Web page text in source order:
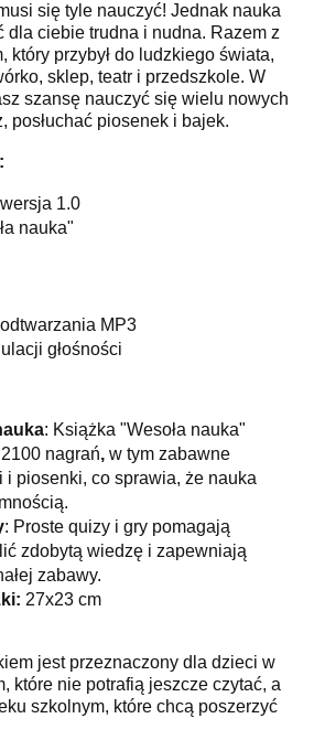
się tyle nauczyć! Jednak nauka
dla ciebie trudna i nudna. Razem z
który przybył do ludzkiego świata,
sklep, teatr i przedszkole. W
szansę nauczyć się wielu nowych
posłuchać piosenek i bajek.
1.0
nauka"
MP3
głośności
: Książka "Wesoła nauka"
nagrań, w tym zabawne
i piosenki, co sprawia, że nauka
: Proste quizy i gry pomagają
zdobytą wiedzę i zapewniają
zabawy.
27x23 cm
jest przeznaczony dla dzieci w
które nie potrafią jeszcze czytać, a
szkolnym, które chcą poszerzyć